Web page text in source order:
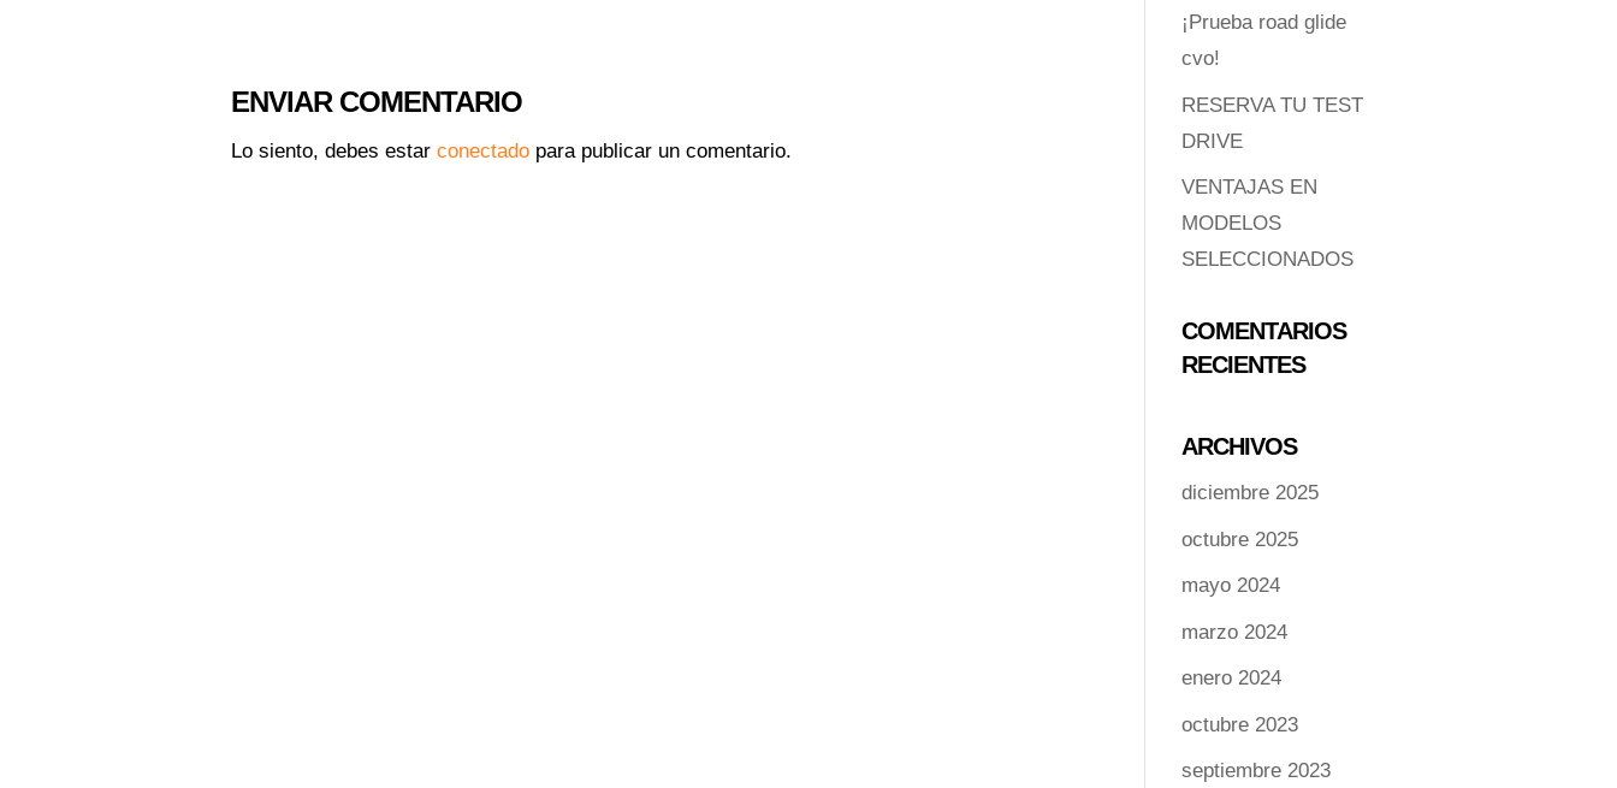
ENVIAR COMENTARIO
Lo siento, debes estar conectado para publicar un comentario.
¡Prueba road glide
cvo!
RESERVA TU TEST
DRIVE
VENTAJAS EN
MODELOS
SELECCIONADOS
COMENTARIOS
RECIENTES
ARCHIVOS
diciembre 2025
octubre 2025
mayo 2024
marzo 2024
enero 2024
octubre 2023
septiembre 2023